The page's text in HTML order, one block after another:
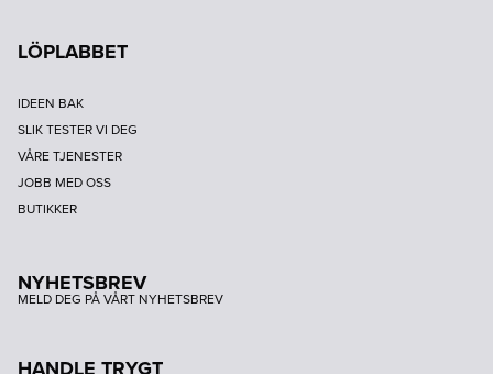
LÖPLABBET
IDEEN BAK
SLIK TESTER VI DEG
VÅRE TJENESTER
JOBB MED OSS
BUTIKKER
NYHETSBREV
MELD DEG PÅ VÅRT NYHETSBREV